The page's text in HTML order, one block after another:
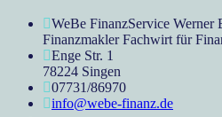
WeBe FinanzService
Finanzmakler Fachwirt für
Enge Str. 1
78224 Singen
07731/86970
info@webe-finanz.de